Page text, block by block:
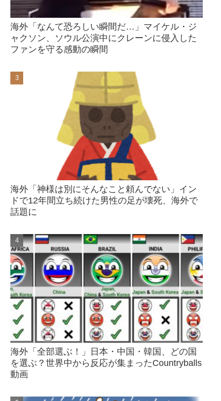
海外「なんて恐ろしい瞬間だ…」マイケル・ジ
ャクソン、ソウル公演中にクレーンに侵入した
ファンを守る感動の瞬間
海外「神様は別にそんなこと頼んでない」イン
ドで12年間立ち続けた男性の足が壊死、海外で
話題に
海外「全部選ぶ！」日本・中国・韓国、どの国
を選ぶ？世界中から反応が集まったCountryballs
動画